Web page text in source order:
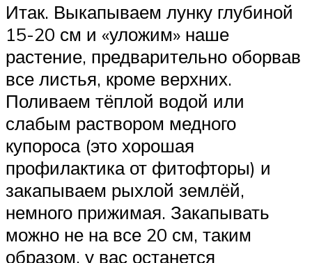
Итак. Выкапываем лунку глубиной
15-20 см и «уложим» наше
растение, предварительно оборвав
все листья, кроме верхних.
Поливаем тёплой водой или
слабым раствором медного
купороса (это хорошая
профилактика от фитофторы) и
закапываем рыхлой землёй,
немного прижимая. Закапывать
можно не на все 20 см, таким
образом, у вас останется